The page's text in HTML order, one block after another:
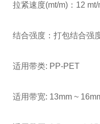
拉紧速度(mt/m)：12 mt/
结合强度：打包结合强
适用带类: PP-PET
适用带宽: 13mm ~